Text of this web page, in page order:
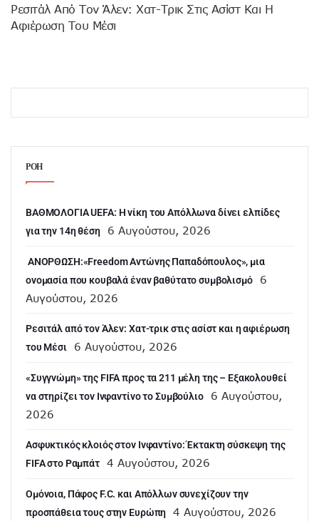
Ρεσιτάλ Από Τον Άλεν: Χατ-Τρικ Στις Ασίστ Και Η
Αφιέρωση Του Μέσι
ΡΟΗ
ΒΑΘΜΟΛΟΓΙΑ UEFA: Η νίκη του Απόλλωνα δίνει ελπίδες
για την 14η θέση
6 Αυγούστου, 2026
ANOΡΘΩΣΗ:«Freedom Αντώνης Παπαδόπουλος», μια
ονομασία που κουβαλά έναν βαθύτατο συμβολισμό
6
Αυγούστου, 2026
Ρεσιτάλ από τον Άλεν: Χατ-τρικ στις ασίστ και η αφιέρωση
του Μέσι
6 Αυγούστου, 2026
«Συγγνώμη» της FIFA προς τα 211 μέλη της – Εξακολουθεί
να στηρίζει τον Ινφαντίνο το Συμβούλιο
6 Αυγούστου,
2026
Ασφυκτικός κλοιός στον Ινφαντίνο: Έκτακτη σύσκεψη της
FIFA στο Ραμπάτ
4 Αυγούστου, 2026
Ομόνοια, Πάφος F.C. και Απόλλων συνεχίζουν την
προσπάθεια τους στην Ευρώπη
4 Αυγούστου, 2026